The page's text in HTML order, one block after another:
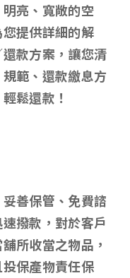
亮、寬敞的空
提供詳細的解
款方案，讓您清
範、還款繳息方
鬆還款！
善保管、免費諮
撥款，對於客戶
所收當之物品，
保產物責任保